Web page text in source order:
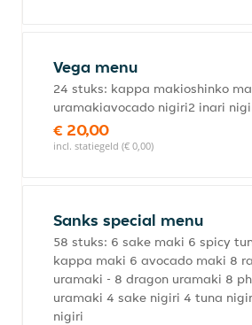
Vega menu
24 stuks: kappa makioshinko
uramakiavocado nigiri2 inari
€ 20,00
incl. statiegeld (€ 0,00)
Sanks special menu
58 stuks: 6 sake maki 6 spicy
kappa maki 6 avocado maki 8
uramaki - 8 dragon uramaki 8
uramaki 4 sake nigiri 4 tuna
nigiri